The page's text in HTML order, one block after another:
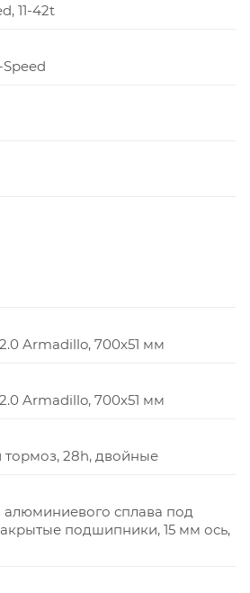
11-42t
Speed
Armadillo, 700x51 мм
Armadillo, 700x51 мм
28h, двойные
алюминиевого сплава под
подшипники, 15 мм ось,